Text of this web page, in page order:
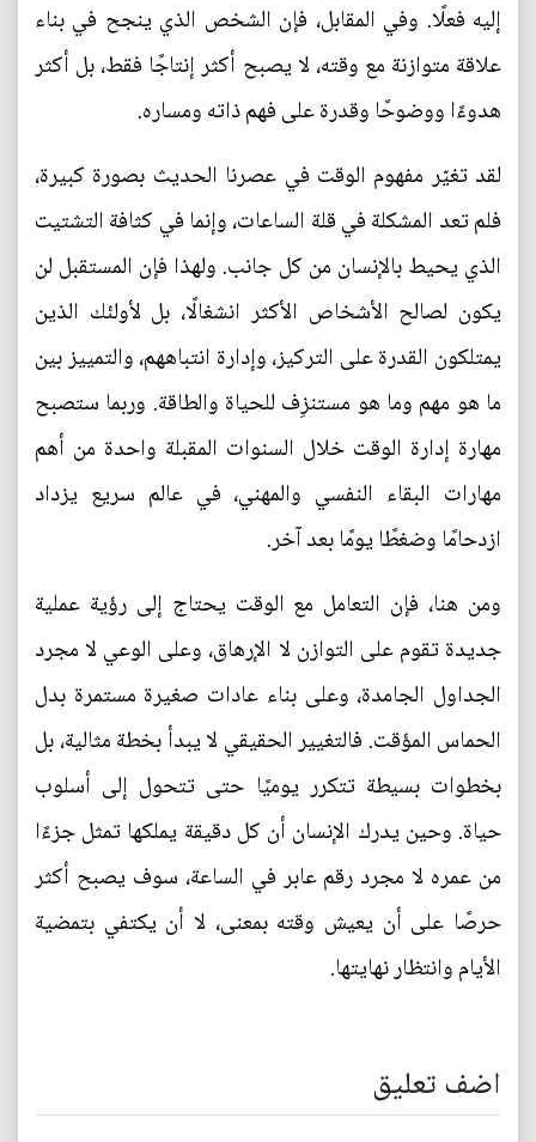
إليه فعلًا. وفي المقابل، فإن الشخص الذي ينجح في بناء
علاقة متوازنة مع وقته، لا يصبح أكثر إنتاجًا فقط، بل أكثر
هدوءًا ووضوحًا وقدرة على فهم ذاته ومساره.
لقد تغيّر مفهوم الوقت في عصرنا الحديث بصورة كبيرة،
فلم تعد المشكلة في قلة الساعات، وإنما في كثافة التشتيت
الذي يحيط بالإنسان من كل جانب. ولهذا فإن المستقبل لن
يكون لصالح الأشخاص الأكثر انشغالًا، بل لأولئك الذين
يمتلكون القدرة على التركيز، وإدارة انتباههم، والتمييز بين
ما هو مهم وما هو مستنزِف للحياة والطاقة. وربما ستصبح
مهارة إدارة الوقت خلال السنوات المقبلة واحدة من أهم
مهارات البقاء النفسي والمهني، في عالم سريع يزداد
ازدحامًا وضغطًا يومًا بعد آخر.
ومن هنا، فإن التعامل مع الوقت يحتاج إلى رؤية عملية
جديدة تقوم على التوازن لا الإرهاق، وعلى الوعي لا مجرد
الجداول الجامدة، وعلى بناء عادات صغيرة مستمرة بدل
الحماس المؤقت. فالتغيير الحقيقي لا يبدأ بخطة مثالية، بل
بخطوات بسيطة تتكرر يوميًا حتى تتحول إلى أسلوب
حياة. وحين يدرك الإنسان أن كل دقيقة يملكها تمثل جزءًا
من عمره لا مجرد رقم عابر في الساعة، سوف يصبح أكثر
حرصًا على أن يعيش وقته بمعنى، لا أن يكتفي بتمضية
الأيام وانتظار نهايتها.
اضف تعليق